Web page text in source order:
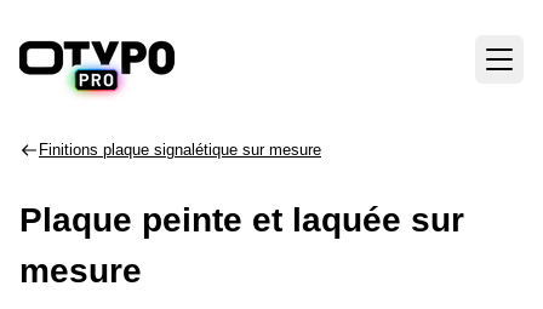
Finitions plaque signalétique sur mesure
Plaque peinte et laquée sur
mesure